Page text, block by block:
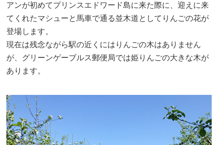
アンが初めてプリンスエドワード島に来た際に、迎えに来
てくれたマシューと馬車で通る並木道としてりんごの花が
登場します。
現在は残念ながら駅の近くにはりんごの木はありません
が、グリーンゲーブルス郵便局では姫りんごの大きな木が
あります。